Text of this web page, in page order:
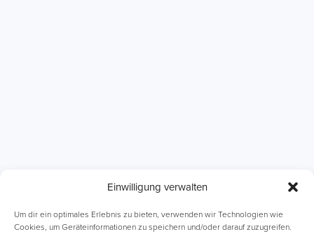
Einwilligung verwalten
Um dir ein optimales Erlebnis zu bieten, verwenden wir Technologien wie
Cookies, um Geräteinformationen zu speichern und/oder darauf zuzugreifen.
ABI Intensivkurse Online-Kurse